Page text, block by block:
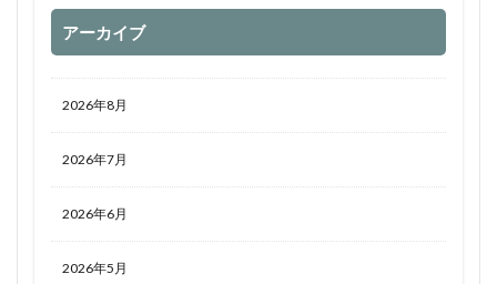
アーカイブ
2026年8月
2026年7月
2026年6月
2026年5月